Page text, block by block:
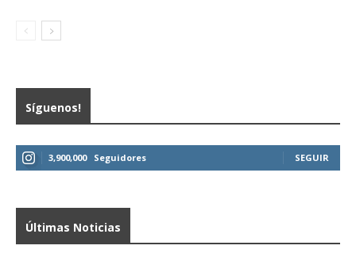
Síguenos!
3,900,000 Seguidores SEGUIR
Últimas Noticias